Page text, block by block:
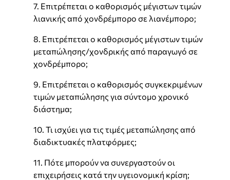
7. Επιτρέπεται ο καθορισμός μέγιστων τιμών
λιανικής από χονδρέμπορο σε λιανέμπορο;
8. Επιτρέπεται ο καθορισμός μέγιστων τιμών
μεταπώλησης/χονδρικής από παραγωγό σε
χονδρέμπορο;
9. Επιτρέπεται ο καθορισμός συγκεκριμένων
τιμών μεταπώλησης για σύντομο χρονικό
διάστημα;
10. Τι ισχύει για τις τιμές μεταπώλησης από
διαδικτυακές πλατφόρμες;
11. Πότε μπορούν να συνεργαστούν οι
επιχειρήσεις κατά την υγειονομική κρίση;